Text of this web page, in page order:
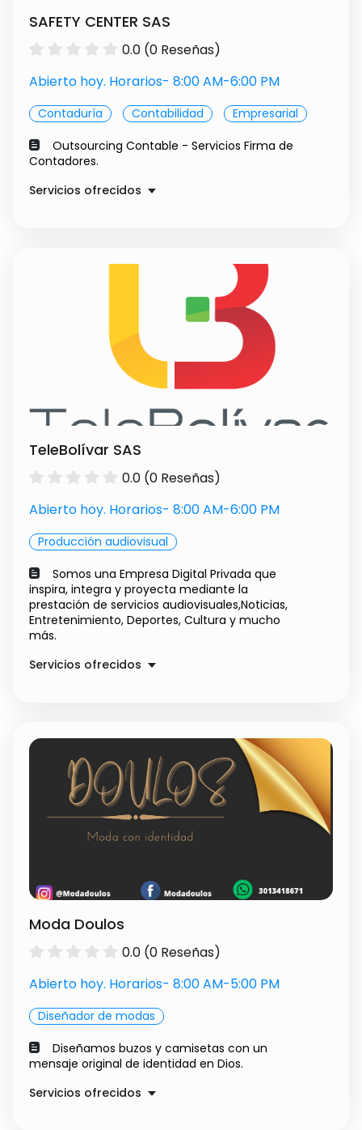
SAFETY CENTER SAS
0.0 (0 Reseñas)
Abierto hoy. Horarios- 8:00 AM-6:00 PM
Contaduría Contabilidad
Empresarial
Outsourcing Contable - Servicios Firma de
Contadores.
Servicios ofrecidos
TeleBolívar SAS
0.0 (0 Reseñas)
Abierto hoy. Horarios- 8:00 AM-6:00 PM
Producción audiovisual
Somos una Empresa Digital Privada que
inspira, integra y proyecta mediante la
prestación de servicios audiovisuales,Noticias,
Entretenimiento, Deportes, Cultura y mucho
más.
Servicios ofrecidos
Moda Doulos
0.0 (0 Reseñas)
Abierto hoy. Horarios- 8:00 AM-5:00 PM
Diseñador de modas
Diseñamos buzos y camisetas con un
mensaje original de identidad en Dios.
Servicios ofrecidos